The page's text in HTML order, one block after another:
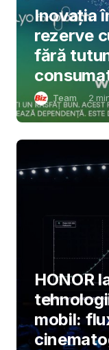
Inovația
rezerve
fără
Team 2
HONOR
mobil: